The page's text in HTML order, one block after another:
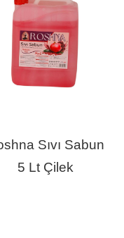
Sıvı Sabun
5 Lt Çilek